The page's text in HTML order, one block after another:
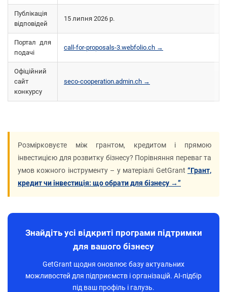
Публікація
відповідей
15 липня 2026 р.
Портал для
подачі
call-for-proposals-3.webfolio.ch →
Офіційний
сайт
конкурсу
seco-cooperation.admin.ch →
Розмірковуєте між грантом, кредитом і прямою
інвестицією для розвитку бізнесу? Порівняння переваг та
умов кожного інструменту – у матеріалі GetGrant “Грант,
кредит чи інвестиція: що обрати для бізнесу →”
Знайдіть усі відкриті програми підтримки
для вашого бізнесу
GetGrant щодня оновлює базу актуальних
можливостей для підприємств і організацій. AI-підбір
під ваш профіль і галузь.